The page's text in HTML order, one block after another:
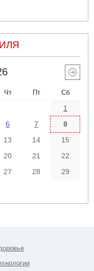
Чт Пт Сб
1
6 7
8
13 14
15
20 21
22
27 28
29